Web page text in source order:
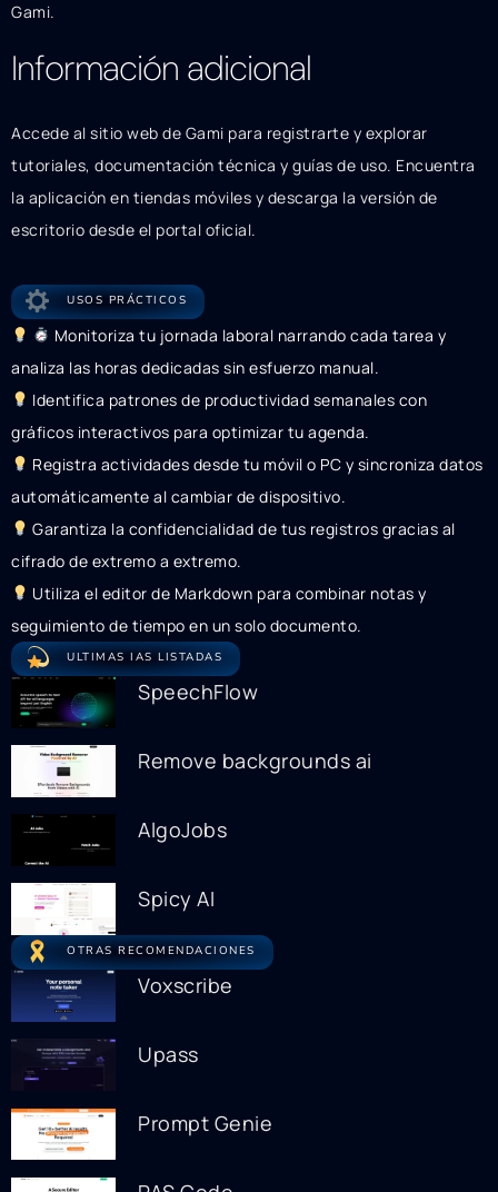
Gami.
Información adicional
Accede al sitio web de Gami para registrarte y explorar
tutoriales, documentación técnica y guías de uso. Encuentra
la aplicación en tiendas móviles y descarga la versión de
escritorio desde el portal oficial.
USOS PRÁCTICOS
Monitoriza tu jornada laboral narrando cada tarea y
analiza las horas dedicadas sin esfuerzo manual.
Identifica patrones de productividad semanales con
gráficos interactivos para optimizar tu agenda.
Registra actividades desde tu móvil o PC y sincroniza datos
automáticamente al cambiar de dispositivo.
Garantiza la confidencialidad de tus registros gracias al
cifrado de extremo a extremo.
Utiliza el editor de Markdown para combinar notas y
seguimiento de tiempo en un solo documento.
ULTIMAS IAS LISTADAS
SpeechFlow
Remove backgrounds ai
AlgoJobs
Spicy AI
OTRAS RECOMENDACIONES
Voxscribe
Upass
Prompt Genie